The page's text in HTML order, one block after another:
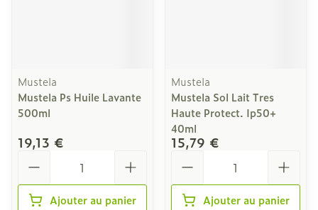
Mustela
Mustela Ps Huile Lavante
500ml
19,13 €
Ajouter au panier
Mustela
Mustela Sol Lait Tres
Haute Protect. Ip50+
40ml
15,79 €
Ajouter au panier